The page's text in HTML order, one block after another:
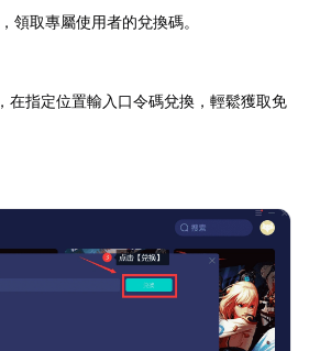
領取專屬使用者的兌換碼。
在指定位置輸入口令碼兌換，輕鬆獲取免